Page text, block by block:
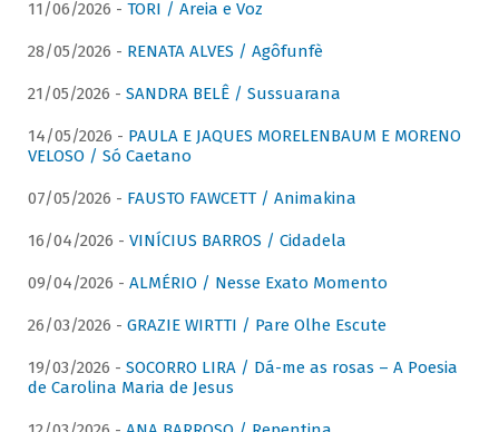
11/06/2026 - TORI / Areia e Voz
28/05/2026 - RENATA ALVES / Agôfunfè
21/05/2026 - SANDRA BELÊ / Sussuarana
14/05/2026 - PAULA E JAQUES MORELENBAUM E MORENO
VELOSO / Só Caetano
07/05/2026 - FAUSTO FAWCETT / Animakina
16/04/2026 - VINÍCIUS BARROS / Cidadela
09/04/2026 - ALMÉRIO / Nesse Exato Momento
26/03/2026 - GRAZIE WIRTTI / Pare Olhe Escute
19/03/2026 - SOCORRO LIRA / Dá-me as rosas – A Poesia
de Carolina Maria de Jesus